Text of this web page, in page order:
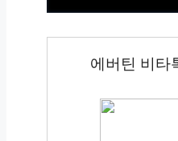
에버틴 비타